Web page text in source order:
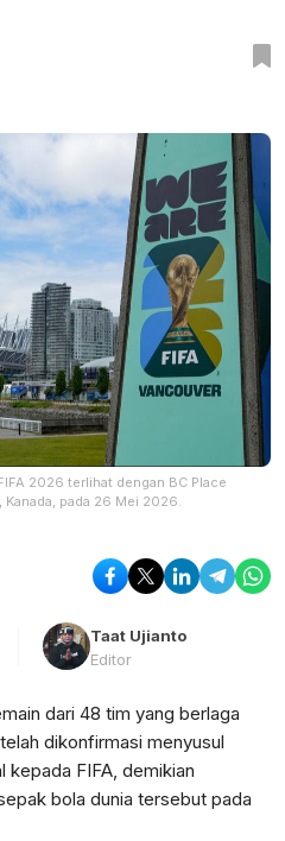
2026 terlihat dengan BC Place
pada 26 Mei 2026.
Taat Ujianto
Editor
dari 48 tim yang berlaga
dikonfirmasi menyusul
kepada FIFA, demikian
bola dunia tersebut pada